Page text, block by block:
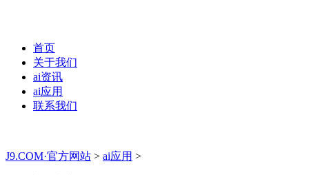
首页
关于我们
ai资讯
ai应用
联系我们
J9.COM·官方网站 > ai应用 >